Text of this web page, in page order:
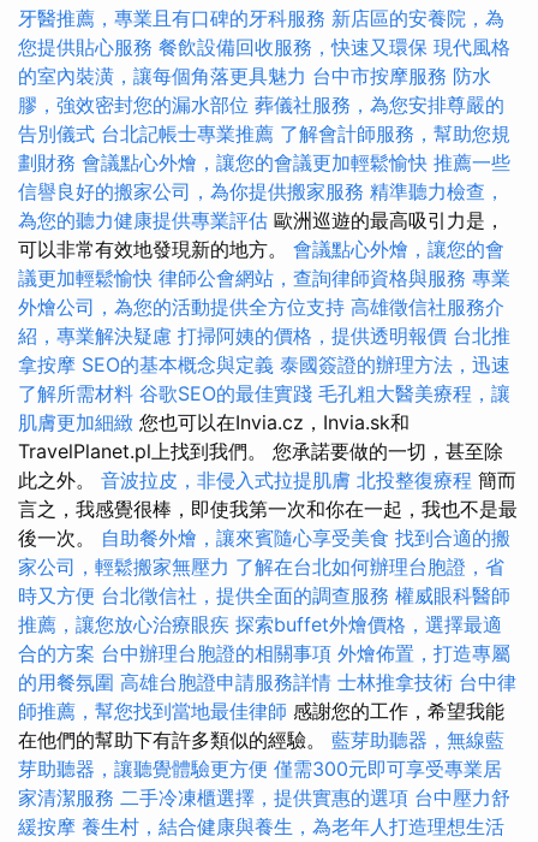
牙醫推薦，專業且有口碑的牙科服務 新店區的安養院，為
您提供貼心服務 餐飲設備回收服務，快速又環保 現代風格
的室內裝潢，讓每個角落更具魅力 台中市按摩服務 防水
膠，強效密封您的漏水部位 葬儀社服務，為您安排尊嚴的
告別儀式 台北記帳士專業推薦 了解會計師服務，幫助您規
劃財務 會議點心外燴，讓您的會議更加輕鬆愉快 推薦一些
信譽良好的搬家公司，為你提供搬家服務 精準聽力檢查，
為您的聽力健康提供專業評估 歐洲巡遊的最高吸引力是，
可以非常有效地發現新的地方。 會議點心外燴，讓您的會
議更加輕鬆愉快 律師公會網站，查詢律師資格與服務 專業
外燴公司，為您的活動提供全方位支持 高雄徵信社服務介
紹，專業解決疑慮 打掃阿姨的價格，提供透明報價 台北推
拿按摩 SEO的基本概念與定義 泰國簽證的辦理方法，迅速
了解所需材料 谷歌SEO的最佳實踐 毛孔粗大醫美療程，讓
肌膚更加細緻 您也可以在Invia.cz，Invia.sk和
TravelPlanet.pl上找到我們。 您承諾要做的一切，甚至除
此之外。 音波拉皮，非侵入式拉提肌膚 北投整復療程 簡而
言之，我感覺很棒，即使我第一次和你在一起，我也不是最
後一次。 自助餐外燴，讓來賓隨心享受美食 找到合適的搬
家公司，輕鬆搬家無壓力 了解在台北如何辦理台胞證，省
時又方便 台北徵信社，提供全面的調查服務 權威眼科醫師
推薦，讓您放心治療眼疾 探索buffet外燴價格，選擇最適
合的方案 台中辦理台胞證的相關事項 外燴佈置，打造專屬
的用餐氛圍 高雄台胞證申請服務詳情 士林推拿技術 台中律
師推薦，幫您找到當地最佳律師 感謝您的工作，希望我能
在他們的幫助下有許多類似的經驗。 藍芽助聽器，無線藍
芽助聽器，讓聽覺體驗更方便 僅需300元即可享受專業居
家清潔服務 二手冷凍櫃選擇，提供實惠的選項 台中壓力舒
緩按摩 養生村，結合健康與養生，為老年人打造理想生活